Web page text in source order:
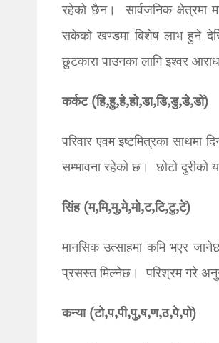
रहेको छैन। सार्वजनिक क्षेत्रमा
सकेको खण्डमा बिशेष लाभ हुने
छुटकारा पाउनका लागि इश्वर
कर्कट (हि,हु,हे,हो,डा,डि,डु,डे,डो)
परिवार एवम इष्टमित्रका
सम्भावना रहेको छ। छोटो दुरीको
सिंह (म,मि,मु,मे,मो,ट,टि,टु,टे)
मानसिक उत्साहमा कमि भएर
प्रसस्त मिल्नेछ। परिश्रम गरे
कन्या (टो,प,पी,पु,ष,ण,ठ,पे,पो)